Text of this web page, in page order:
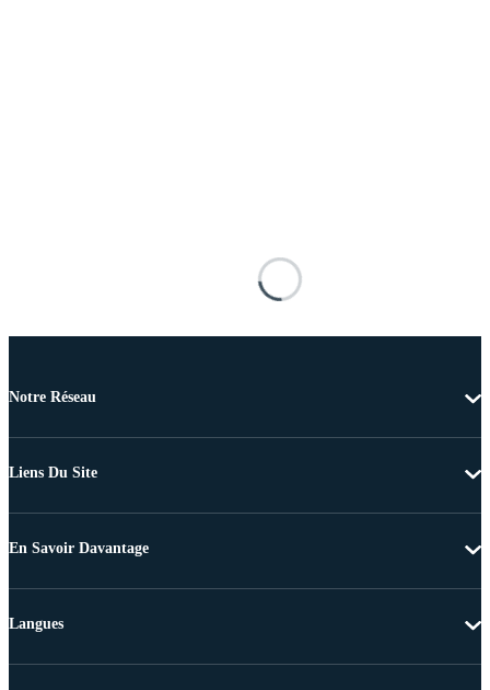
Notre Réseau
Liens Du Site
En Savoir Davantage
Langues